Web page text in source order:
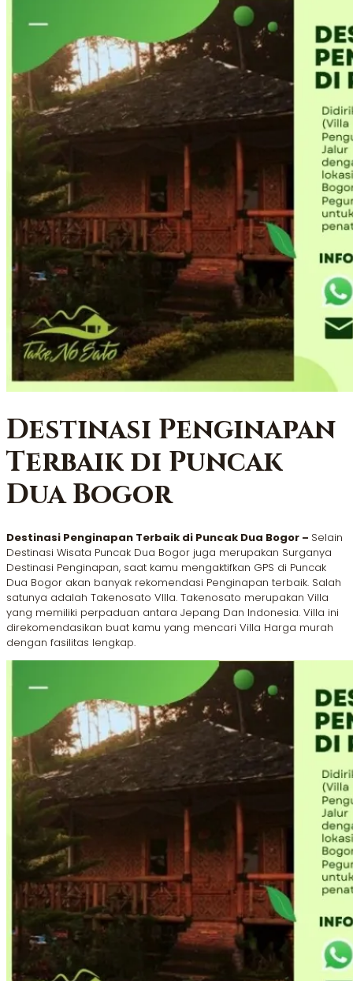
Destinasi Penginapan
Terbaik di Puncak
Dua Bogor
Destinasi Penginapan Terbaik di Puncak Dua Bogor – Selain
Destinasi Wisata Puncak Dua Bogor juga merupakan Surganya
Destinasi Penginapan, saat kamu mengaktifkan GPS di Puncak
Dua Bogor akan banyak rekomendasi Penginapan terbaik. Salah
satunya adalah Takenosato VIlla. Takenosato merupakan Villa
yang memiliki perpaduan antara Jepang Dan Indonesia. Villa ini
direkomendasikan buat kamu yang mencari Villa Harga murah
dengan fasilitas lengkap.